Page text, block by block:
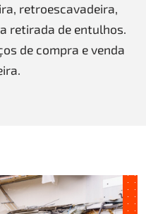
retroescavadeira,
retirada de entulhos.
de compra e venda